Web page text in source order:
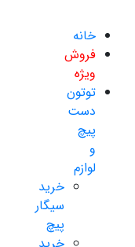
خانه
فروش
ویژه
توتون
دست
پیچ
و
لوازم
خرید
سیگار
پیچ